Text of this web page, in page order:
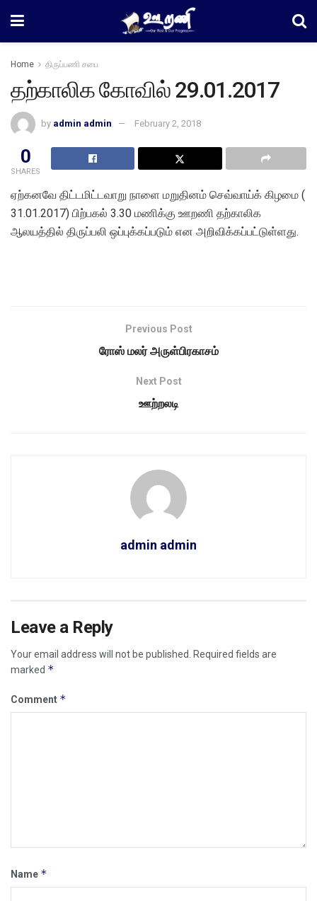
Home திருப்பணி சபை
தற்காலிக கோவில் 29.01.2017
by admin admin February 2, 2018
0
SHARES
ஏற்கனவே திட்டமிட்டவாறு நாளை மறுதினம் செவ்வாய்க் கிழமை (
31.01.2017) பிற்பகல் 3.30 மணிக்கு ஊறணி தற்காலிக
ஆலயத்தில் திருப்பலி ஒப்புக்கப்படும் என அறிவிக்கப்பட்டுள்ளது.
Previous Post
ரோஸ் மலர் அருள்பிரகாசம்
Next Post
ஊற்றலடி
admin admin
Leave a Reply
Your email address will not be published.
Required fields are
marked *
Comment *
Name *